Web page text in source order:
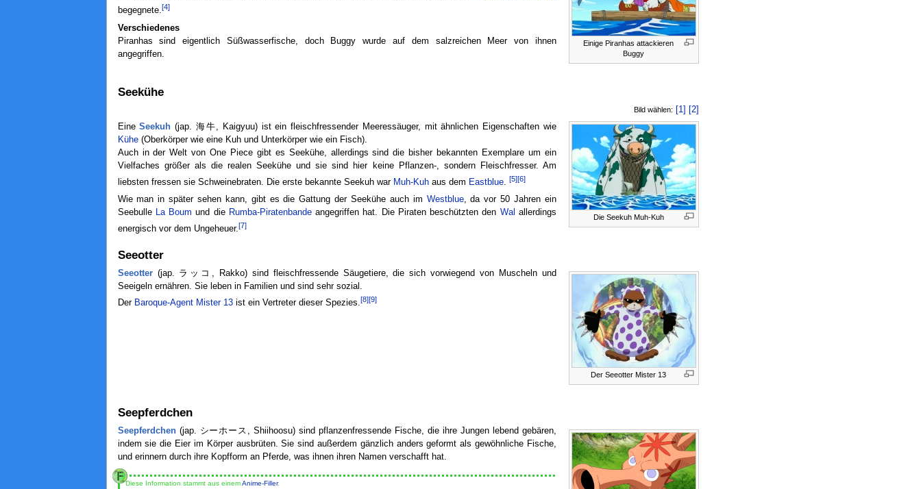
Einige Piranhas attackieren
Buggy
begegnete.[4]
Verschiedenes
Piranhas sind eigentlich Süßwasserfische, doch Buggy wurde auf dem salzreichen Meer von ihnen
angegriffen.
Seekühe
Bild wählen: [1] [2]
Die Seekuh Muh-Kuh
EineSeekuh (jap. 海牛, Kaigyuu) ist ein fleischfressender Meeressäuger, mit ähnlichen Eigenschaften wie
Kühe(Oberkörper wie eine Kuh und Unterkörper wie ein Fisch).
Auch in der Welt von One Piece gibt es Seekühe, allerdings sind die bisher bekannten Exemplare um ein
Vielfaches größer als die realen Seekühe und sie sind hier keine Pflanzen-, sondern Fleischfresser. Am
liebsten fressen sie Schweinebraten. Die erste bekannte Seekuh war Muh-Kuhaus dem Eastblue. [5][6]
Wie man in später sehen kann, gibt es die Gattung der Seekühe auch im Westblue, da vor 50 Jahren ein
Seebulle La Boum und die Rumba-Piratenbandeangegriffen hat. Die Piraten beschützten den Wal allerdings
energisch vor dem Ungeheuer.[7]
Seeotter
Der Seeotter Mister 13
Seeotter(jap. ラッコ, Rakko) sind fleischfressende Säugetiere, die sich vorwiegend von Muscheln und
Seeigeln ernähren. Sie leben in Familien und sind sehr sozial.
Der Baroque-Agent Mister 13ist ein Vertreter dieser Spezies.[8][9]
Seepferdchen
Seepferdchen(jap. シーホース, Shiihoosu) sind pflanzenfressende Fische, die ihre Jungen lebend gebären,
indem sie die Eier im Körper ausbrüten. Sie sind außerdem gänzlich anders geformt als gewöhnliche Fische,
und erinnern durch ihre Kopfform an Pferde, was ihnen ihren Namen verschafft hat.
Diese Information stammt aus einemAnime-Filler.